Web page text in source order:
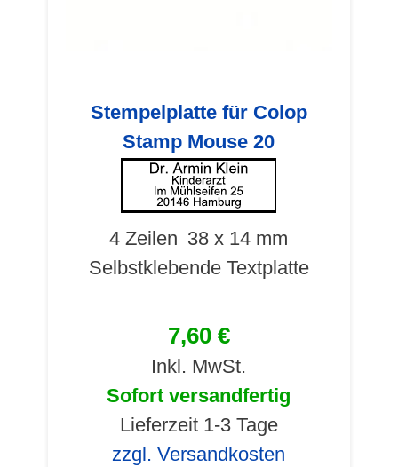
Stempelplatte für Colop
Stamp Mouse 20
4 Zeilen 38 x 14 mm
Selbstklebende Textplatte
7,60 €
Inkl. MwSt.
Sofort versandfertig
Lieferzeit 1-3 Tage
zzgl. Versandkosten